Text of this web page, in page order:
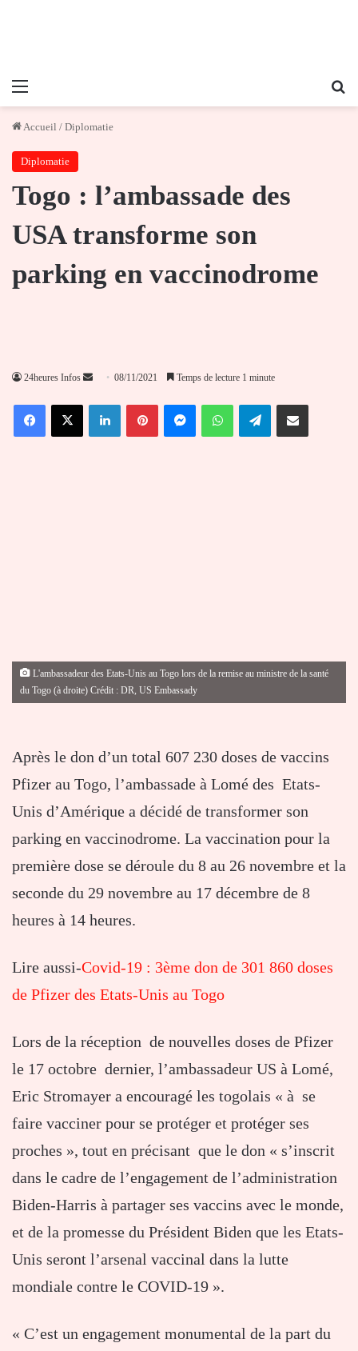
Menu
Accueil / Diplomatie
Diplomatie
Togo : l’ambassade des
USA transforme son
parking en vaccinodrome
24heures Infos
Envoyer
courriel
08/11/2021 Temps de lecture 1 minute
FacebookX LinkedinPinterestMessengerWhatsAppTelegramPartager par email
L'ambassadeur des Etats-Unis au Togo lors de la remise au ministre de la santé
du Togo (à droite) Crédit : DR, US Embassady
Après le don d’un total 607 230 doses de vaccins
Pfizer au Togo, l’ambassade à Lomé des Etats-
Unis d’Amérique a décidé de transformer son
parking en vaccinodrome. La vaccination pour la
première dose se déroule du 8 au 26 novembre et la
seconde du 29 novembre au 17 décembre de 8
heures à 14 heures.
Lire aussi-Covid-19 : 3ème don de 301 860 doses
de Pfizer des Etats-Unis au Togo
Lors de la réception de nouvelles doses de Pfizer
le 17 octobre dernier, l’ambassadeur US à Lomé,
Eric Stromayer a encouragé les togolais « à se
faire vacciner pour se protéger et protéger ses
proches », tout en précisant que le don « s’inscrit
dans le cadre de l’engagement de l’administration
Biden-Harris à partager ses vaccins avec le monde,
et de la promesse du Président Biden que les Etats-
Unis seront l’arsenal vaccinal dans la lutte
mondiale contre le COVID-19 ».
« C’est un engagement monumental de la part du